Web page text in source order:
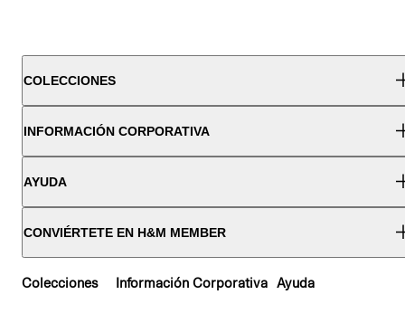
COLECCIONES
INFORMACIÓN CORPORATIVA
AYUDA
CONVIÉRTETE EN H&M MEMBER
Colecciones Información Corporativa Ayuda